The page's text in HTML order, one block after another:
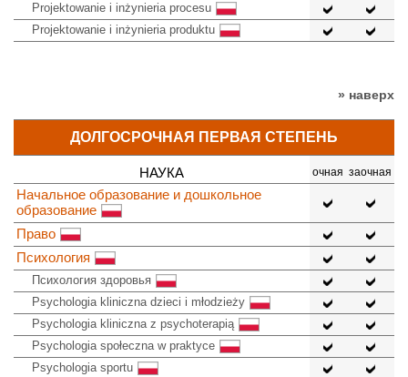
Projektowanie i inżynieria procesu
Projektowanie i inżynieria produktu
» наверх
ДОЛГОСРОЧНАЯ ПЕРВАЯ СТЕПЕНЬ
НАУКА очная заочная
Начальное образование и дошкольное
образование
Право
Психология
Психология здоровья
Psychologia kliniczna dzieci i młodzieży
Psychologia kliniczna z psychoterapią
Psychologia społeczna w praktyce
Psychologia sportu